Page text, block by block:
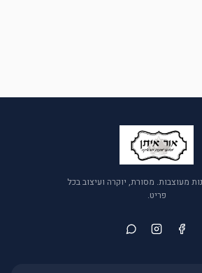
מעוצבות. מסורת, יוקרה ועיצוב בכל
פריט.